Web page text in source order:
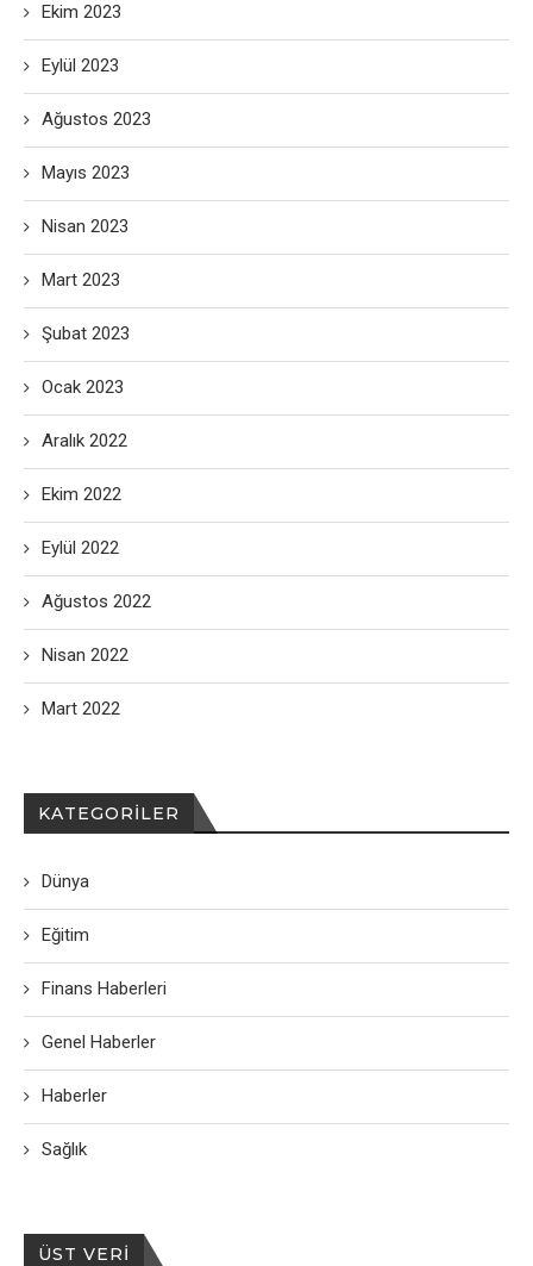
Ekim 2023
Eylül 2023
Ağustos 2023
Mayıs 2023
Nisan 2023
Mart 2023
Şubat 2023
Ocak 2023
Aralık 2022
Ekim 2022
Eylül 2022
Ağustos 2022
Nisan 2022
Mart 2022
KATEGORILER
Dünya
Eğitim
Finans Haberleri
Genel Haberler
Haberler
Sağlık
ÜST VERI